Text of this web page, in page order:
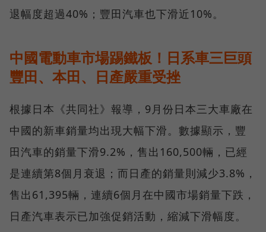
退幅度超過40%；豐田汽車也下滑近10%。
中國電動車市場踢鐵板！日系車三巨頭
豐田、本田、日產嚴重受挫
根據日本《共同社》報導，9月份日本三大車廠在
中國的新車銷量均出現大幅下滑。數據顯示，豐
田汽車的銷量下滑9.2%，售出160,500輛，已經
是連續第8個月衰退；而日產的銷量則減少3.8%，
售出61,395輛，連續6個月在中國市場銷量下跌，
日產汽車表示已加強促銷活動，縮減下滑幅度。